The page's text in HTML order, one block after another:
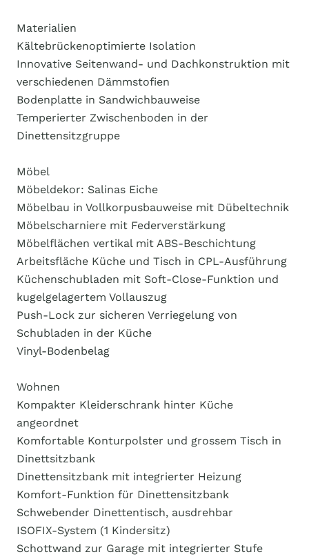
Materialien
Kältebrückenoptimierte Isolation
Innovative Seitenwand- und Dachkonstruktion mit
verschiedenen Dämmstofien
Bodenplatte in Sandwichbauweise
Temperierter Zwischenboden in der
Dinettensitzgruppe
Möbel
Möbeldekor: Salinas Eiche
Möbelbau in Vollkorpusbauweise mit Dübeltechnik
Möbelscharniere mit Federverstärkung
Möbelflächen vertikal mit ABS-Beschichtung
Arbeitsfläche Küche und Tisch in CPL-Ausführung
Küchenschubladen mit Soft-Close-Funktion und
kugelgelagertem Vollauszug
Push-Lock zur sicheren Verriegelung von
Schubladen in der Küche
Vinyl-Bodenbelag
Wohnen
Kompakter Kleiderschrank hinter Küche
angeordnet
Komfortable Konturpolster und grossem Tisch in
Dinettsitzbank
Dinettensitzbank mit integrierter Heizung
Komfort-Funktion für Dinettensitzbank
Schwebender Dinettentisch, ausdrehbar
ISOFIX-System (1 Kindersitz)
Schottwand zur Garage mit integrierter Stufe